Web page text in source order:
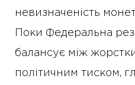
невизначеність
Поки Федеральна
балансує між
політичним тиском,